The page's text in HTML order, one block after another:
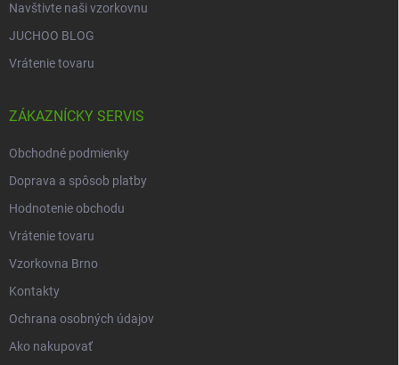
Navštivte naši vzorkovnu
JUCHOO BLOG
Vrátenie tovaru
ZÁKAZNÍCKY SERVIS
Obchodné podmienky
Doprava a spôsob platby
Hodnotenie obchodu
Vrátenie tovaru
Vzorkovna Brno
Kontakty
Ochrana osobných údajov
Ako nakupovať